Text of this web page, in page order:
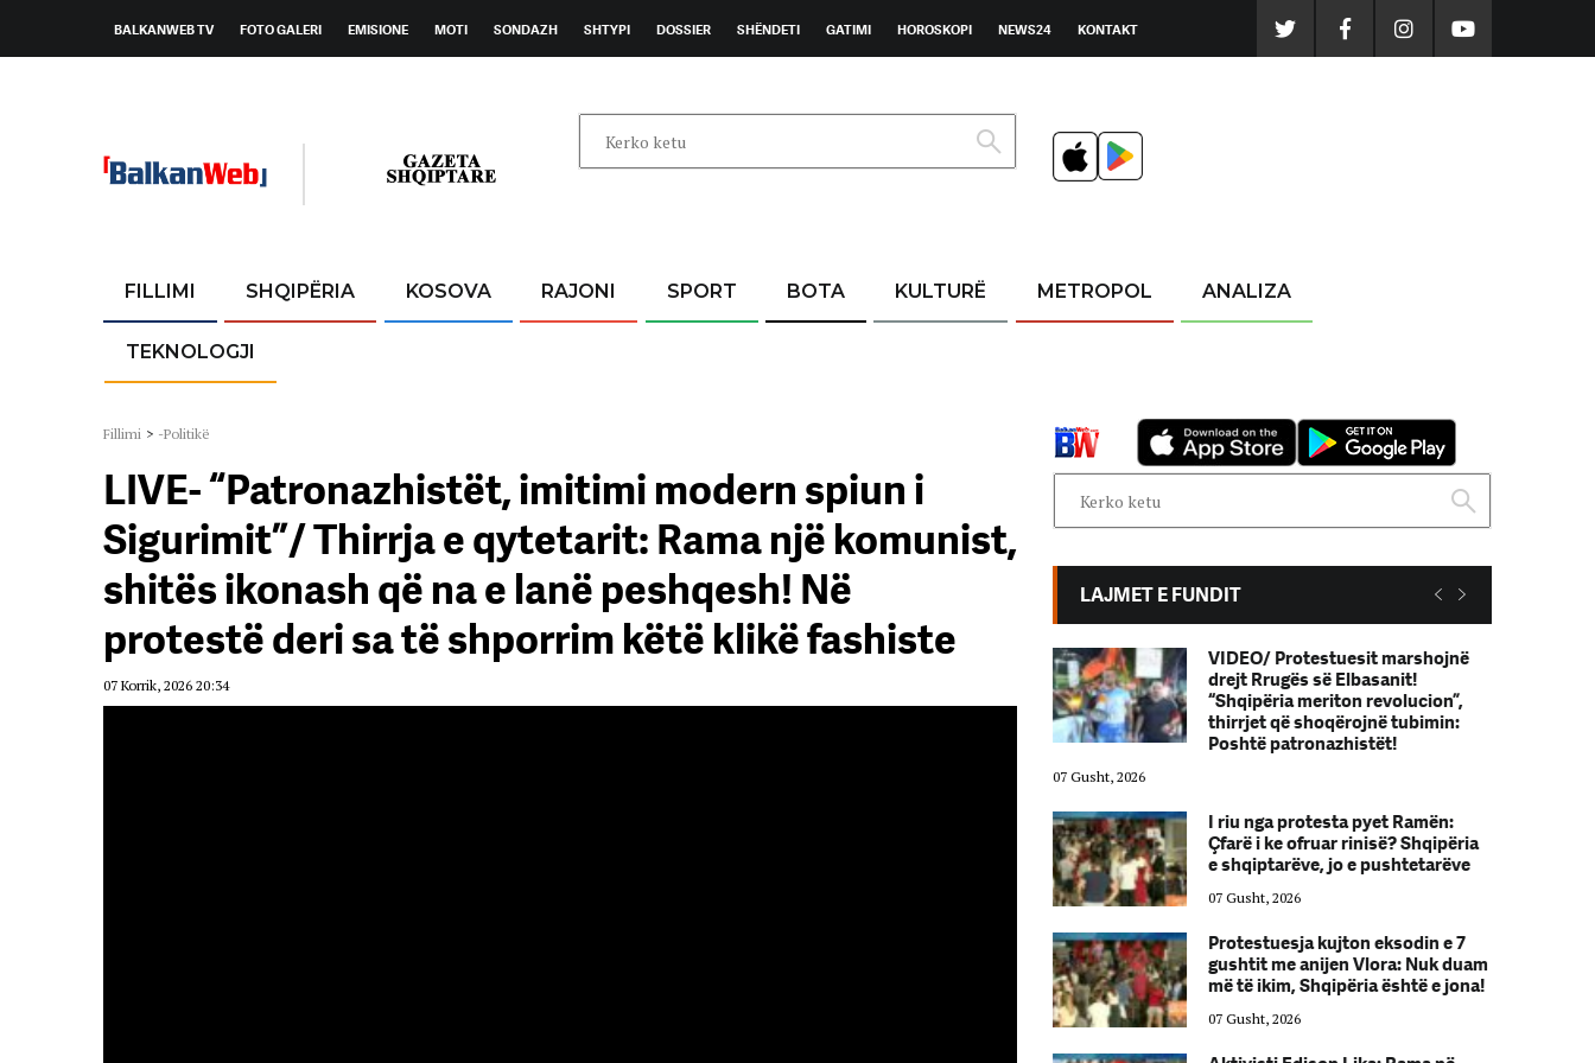
BALKANWEB TV FOTO GALERI EMISIONE MOTI SONDAZH SHTYPI DOSSIER SHËNDETI GATIMI HOROSKOPI NEWS24 KONTAKT
FILLIMI SHQIPËRIA KOSOVA RAJONI SPORT BOTA KULTURË METROPOL ANALIZA
TEKNOLOGJI
Fillimi > -Politikë
LIVE- “Patronazhistët, imitimi modern spiun i
Sigurimit”/ Thirrja e qytetarit: Rama një komunist,
shitës ikonash që na e lanë peshqesh! Në
protestë deri sa të shporrim këtë klikë fashiste
07 Korrik, 2026 20:34
LAJMET E FUNDIT
VIDEO/ Protestuesit marshojnë
“Shqipëria meriton revolucion”,
VIDEO/ Protestuesit marshojnë
drejt Rrugës së Elbasanit!
“Shqipëria meriton revolucion”,
thirrjet që shoqërojnë tubimin:
Poshtë patronazhistët!
07 Gusht, 2026
I riu nga protesta pyet Ramën:
Çfarë i ke ofruar rinisë? Shqipëria
e shqiptarëve, jo e pushtetarëve
07 Gusht, 2026
Protestuesja kujton eksodin e 7
gushtit me anijen Vlora: Nuk duam
më të ikim, Shqipëria është e jona!
07 Gusht, 2026